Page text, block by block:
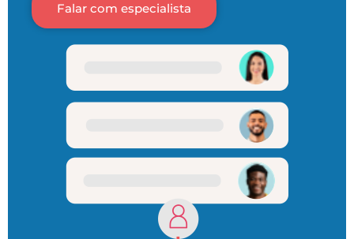
Falar com especialista